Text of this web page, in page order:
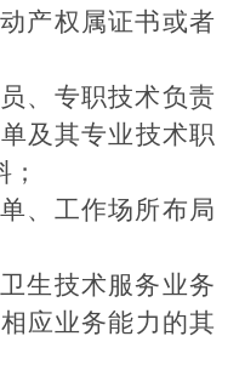
产权属证书或者
、专职技术负责
及其专业技术职
、工作场所布局
生技术服务业务
应业务能力的其